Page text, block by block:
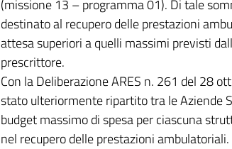
(missione 13 – programma 01). Di tale
destinato al recupero delle prestazioni
attesa superiori a quelli massimi previsti
prescrittore.
Con la Deliberazione ARES n. 261 del 28
stato ulteriormente ripartito tra le Aziende
budget massimo di spesa per ciascuna
nel recupero delle prestazioni ambulatoriali.